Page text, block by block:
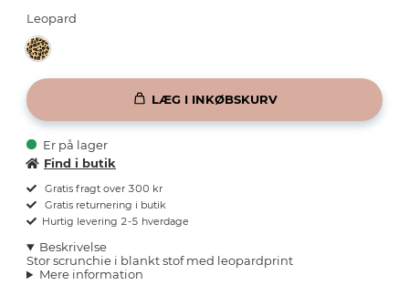
Leopard
LÆG I INKØBSKURV
Er på lager
Find i butik
Gratis fragt over 300 kr
Gratis returnering i butik
Hurtig levering 2-5 hverdage
Beskrivelse
Stor scrunchie i blankt stof med leopardprint
Mere information